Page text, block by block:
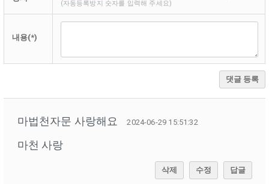
(자동등록방지 숫자를 입력해 주세요)
내용(*)
댓글 등록
마법천자문 사랑해요 2024-06-29 15:51:32
마천 사랑
삭제 수정 답글